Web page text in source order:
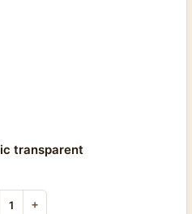
transparent
+